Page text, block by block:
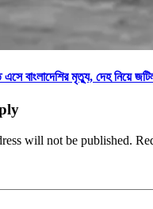
এসে বাংলাদেশির মৃত্যু, দেহ নিয়ে
will not be published.